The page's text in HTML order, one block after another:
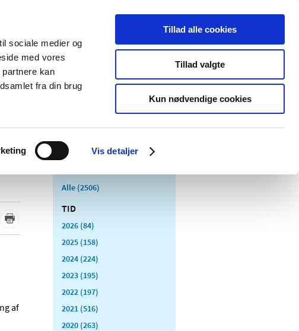
sociale medier og
med vores
kan
fra din brug
Vis detaljer
Tillad alle cookies
Tillad valgte
Kun nødvendige cookies
Udgivelser
Medicinsk
Særlige
produktområder
af
Alle (2506)
TID
2026 (84)
2025 (158)
2024 (224)
2023 (195)
2022 (197)
2021 (516)
2020 (263)